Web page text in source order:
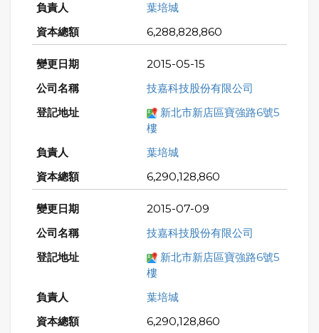
葉培城
6,288,828,860
2015-05-15
技嘉科技股份有限公司
新北市新店區寶強路6號5
樓
葉培城
6,290,128,860
2015-07-09
技嘉科技股份有限公司
新北市新店區寶強路6號5
樓
葉培城
6,290,128,860